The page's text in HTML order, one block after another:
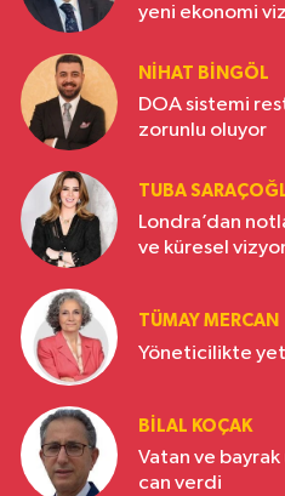
yeni ekonomi
NIHAT BINGÖL
DOA sistemi
zorunlu oluyor
TUBA
Londra’dan
ve küresel
TÜMAY MERCAN
Yöneticilikte
BILAL KOÇAK
Vatan ve
can verdi